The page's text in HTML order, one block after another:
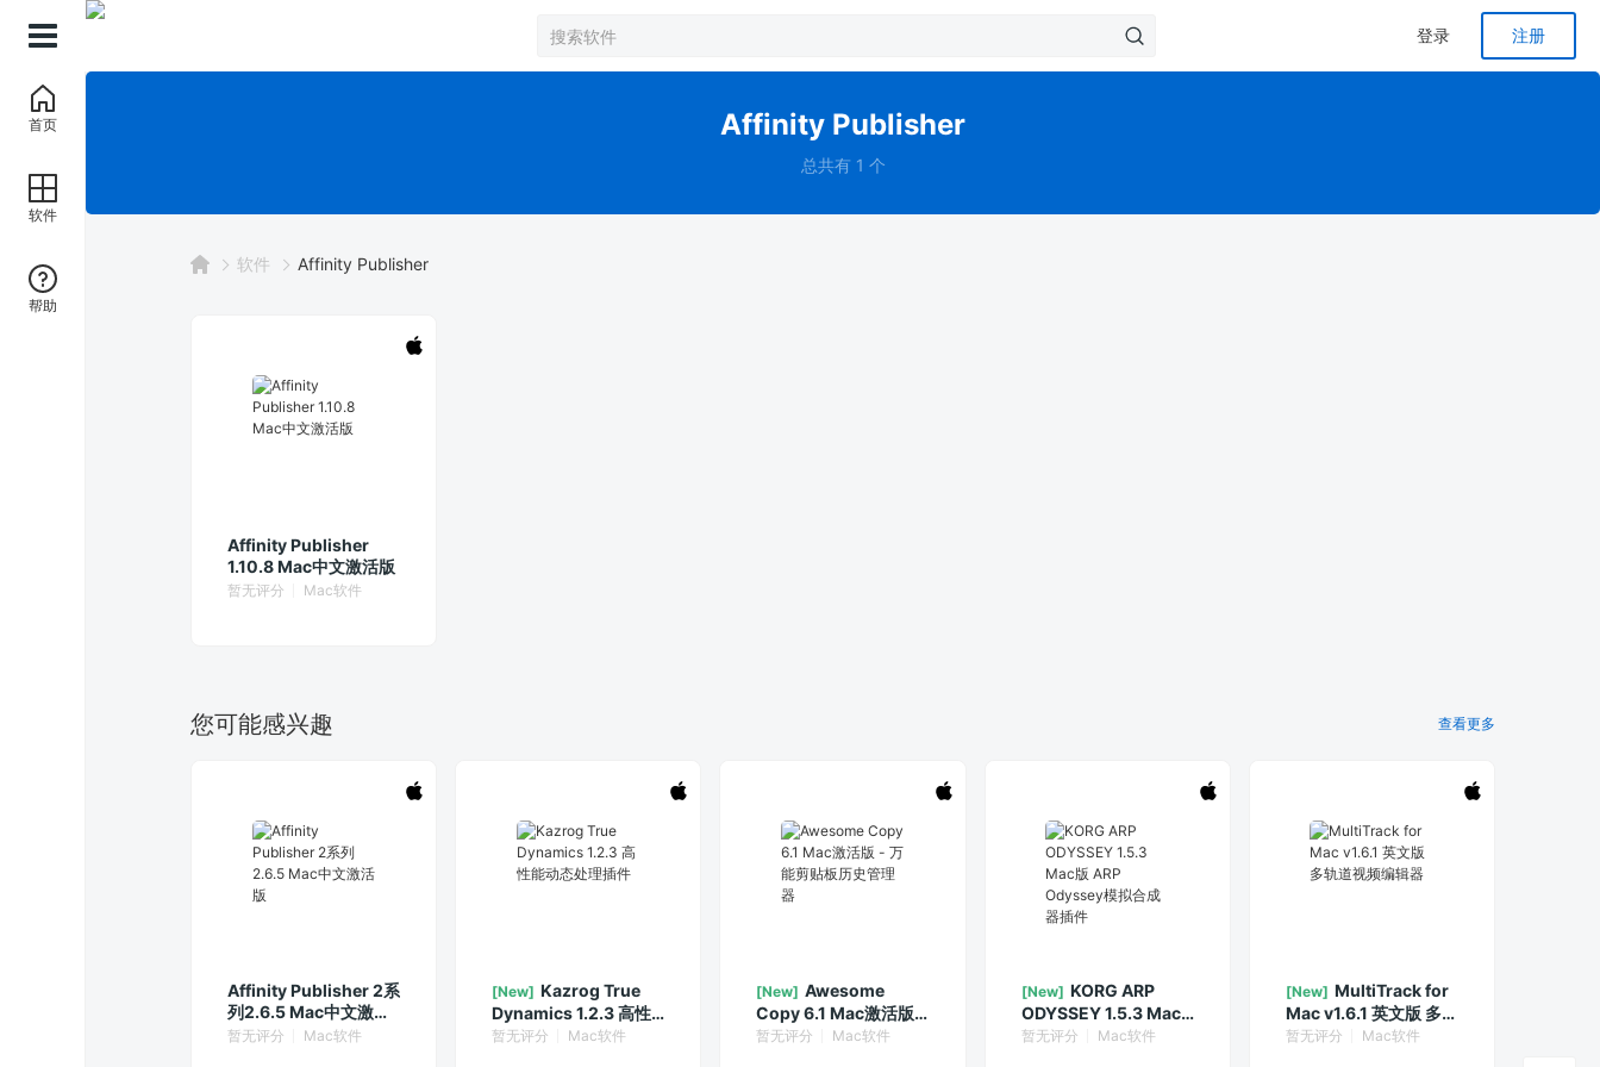
登录 注册
Affinity Publisher
总共有 1 个
软件 Affinity Publisher
Affinity Publisher
1.10.8 Mac中文激活版
暂无评分 Mac软件
您可能感兴趣 查看更多
Affinity Publisher 2系
列2.6.5 Mac中文激活
版
暂无评分 Mac软件
[New] Kazrog True
Dynamics 1.2.3 高性
能动态处理插件
暂无评分 Mac软件
[New] Awesome
Copy 6.1 Mac激活版 -
万能剪贴板历史管理器
暂无评分 Mac软件
[New] KORG ARP
ODYSSEY 1.5.3 Mac
版 ARP Odyssey模拟
暂无评分 Mac软件
[New] MultiTrack for
Mac v1.6.1 英文版 多轨
道视频编辑器
暂无评分 Mac软件
首页
软件
帮助